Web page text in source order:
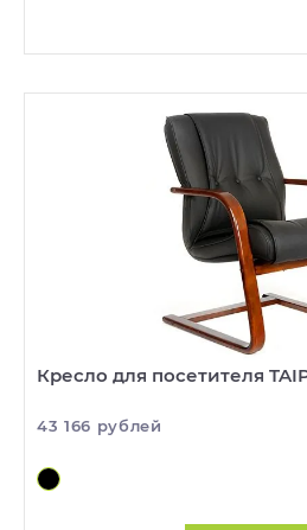
Кресло для посетителя
43 166 рублей